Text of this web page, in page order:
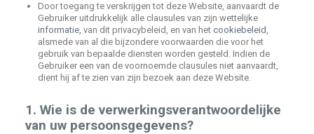
Door toegang te verskrijgen tot deze Website, aanvaardt de
Gebruiker uitdrukkelijk alle clausules van zijn wettelijke
informatie, van dit privacybeleid, en van het cookiebeleid,
alsmede van al die bijzondere voorwaarden die voor het
gebruik van bepaalde diensten worden gesteld. Indien de
Gebruiker een van de voornoemde clausules niet aanvaardt,
dient hij af te zien van zijn bezoek aan deze Website.
1. Wie is de verwerkingsverantwoordelijke
van uw persoonsgegevens?